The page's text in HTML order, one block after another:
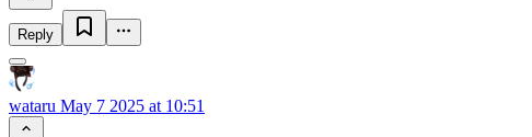
Reply
wataru May 7 2025 at 10:51